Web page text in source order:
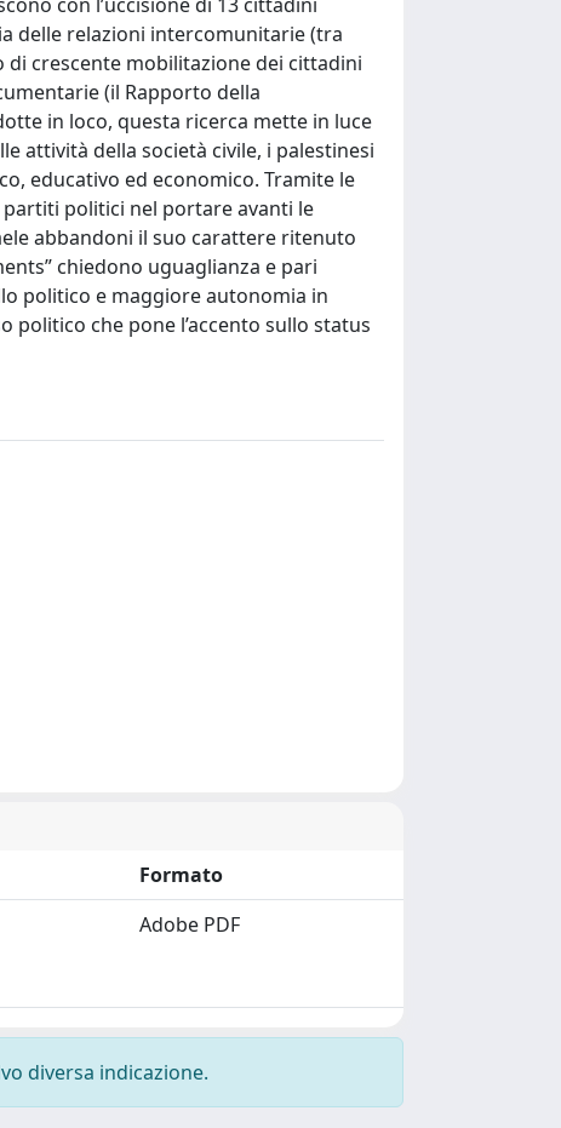
delle relazioni intercomunitarie (tra
di crescente mobilitazione dei cittadini
(il Rapporto della
in loco, questa ricerca mette in luce
attività della società civile, i palestinesi
educativo ed economico. Tramite le
politici nel portare avanti le
abbandoni il suo carattere ritenuto
chiedono uguaglianza e pari
politico e maggiore autonomia in
politico che pone l’accento sullo status
Formato
Adobe PDF
diversa indicazione.